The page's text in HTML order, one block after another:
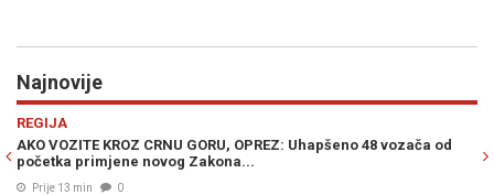
Najnovije
vozača od
IZNENAĐUJUĆI REZULTATI: Oživjela Unska pruga, za
veliki broj putnika...
Prije 22 min